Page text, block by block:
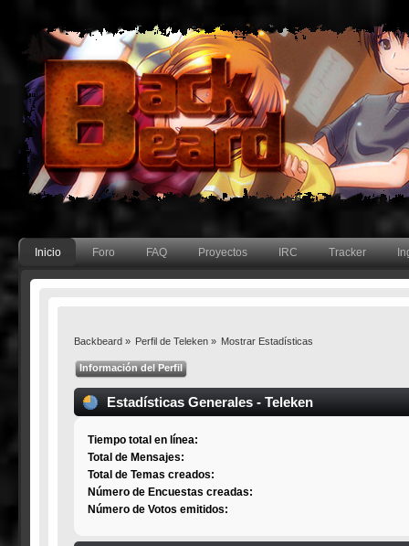
Inicio Foro FAQ Proyectos IRC Tracker
Backbeard» Perfil de Teleken» Mostrar Estadísticas
Información del Perfil
Estadísticas Generales - Teleken
Tiempo total en línea:
Total de Mensajes:
Total de Temas creados:
Número de Encuestas creadas:
Número de Votos emitidos: